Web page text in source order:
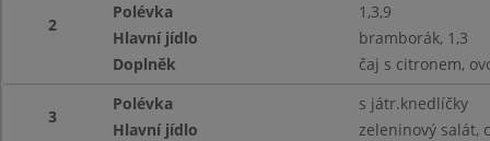
2
Polévka
1,3,9
Hlavní jídlo
bramborák, 1,3
Doplněk
čaj s citronem,
3
Polévka
s játr.knedlíčky
Hlavní jídlo
zeleninový salát,